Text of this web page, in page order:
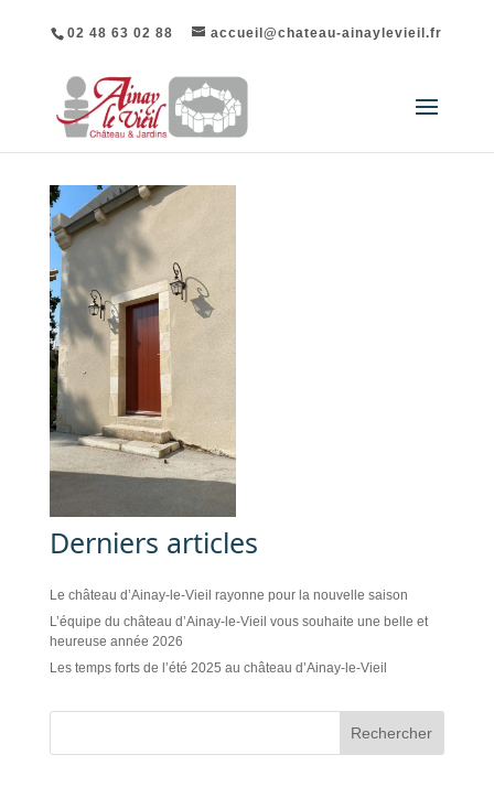
02 48 63 02 88 accueil@chateau-ainaylevieil.fr
Derniers articles
Le château d’Ainay-le-Vieil rayonne pour la nouvelle saison
L’équipe du château d’Ainay-le-Vieil vous souhaite une belle et
heureuse année 2026
Les temps forts de l’été 2025 au château d’Ainay-le-Vieil